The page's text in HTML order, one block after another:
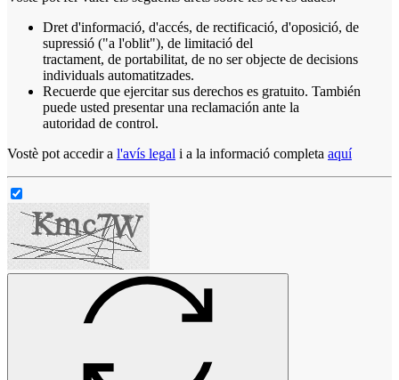
Dret d'informació, d'accés, de rectificació, d'oposició, de
supressió ("a l'oblit"), de limitació del
tractament, de portabilitat, de no ser objecte de decisions
individuals automatitzades.
Recuerde que ejercitar sus derechos es gratuito. También
puede usted presentar una reclamación ante la
autoridad de control.
Vostè pot accedir a l'avís legal i a la informació completa aquí